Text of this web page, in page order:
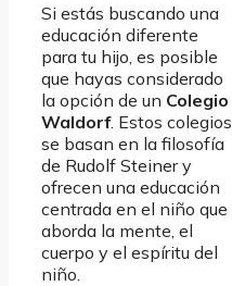
Si estás buscando una
educación diferente
para tu hijo, es posible
que hayas considerado
la opción de un Colegio
Waldorf. Estos colegios
se basan en la filosofía
de Rudolf Steiner y
ofrecen una educación
centrada en el niño que
aborda la mente, el
cuerpo y el espíritu del
niño.